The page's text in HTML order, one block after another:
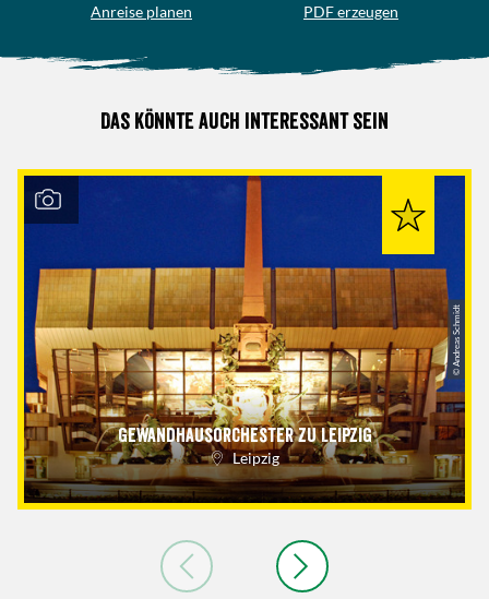
Anreise planen PDF erzeugen
Das könnte auch interessant sein
Gewandhausorchester zu Leipzig
Leipzig
© Andreas Schmidt